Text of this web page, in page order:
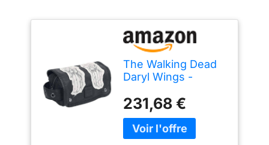
The Walking Dead
Daryl Wings -
Cosmétiques
Standard
231,68 €